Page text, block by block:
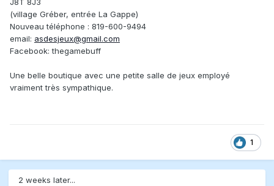
J8T 8J3
(village Gréber, entrée La Gappe)
Nouveau téléphone : 819-600-9494
email: asdesjeux@gmail.com
Facebook: thegamebuff
Une belle boutique avec une petite salle de jeux employé
vraiment très sympathique.
1
2 weeks later...